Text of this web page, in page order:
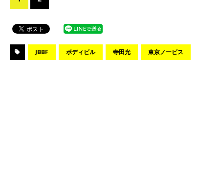
JBBF ボディビル 寺田光 東京ノービス